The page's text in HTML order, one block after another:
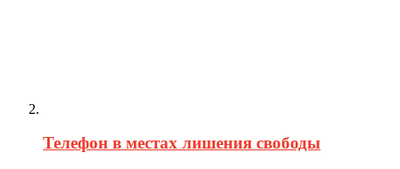
Телефон в местах лишения свободы